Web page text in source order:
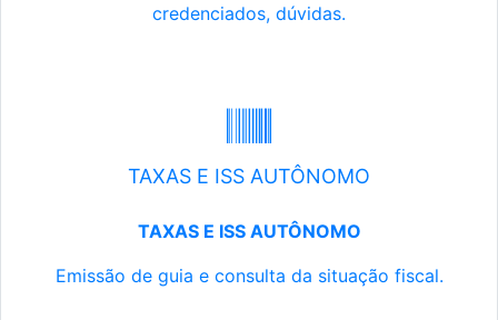
credenciados, dúvidas.
TAXAS E ISS AUTÔNOMO
TAXAS E ISS AUTÔNOMO
Emissão de guia e consulta da situação fiscal.